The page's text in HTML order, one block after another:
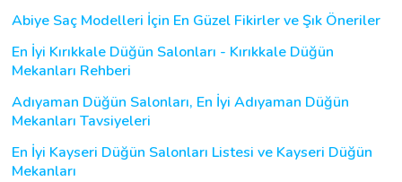
Abiye Saç Modelleri İçin En Güzel Fikirler ve Şık Öneriler
En İyi Kırıkkale Düğün Salonları - Kırıkkale Düğün
Mekanları Rehberi
Adıyaman Düğün Salonları, En İyi Adıyaman Düğün
Mekanları Tavsiyeleri
En İyi Kayseri Düğün Salonları Listesi ve Kayseri Düğün
Mekanları